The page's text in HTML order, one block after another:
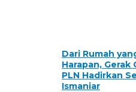
Dari Rumah
Harapan,
PLN Hadirkan
Ismaniar